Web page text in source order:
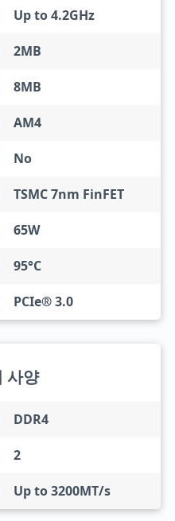
Up to 4.2GHz
2MB
8MB
AM4
No
TSMC 7nm FinFET
65W
95°C
PCIe® 3.0
사양
DDR4
2
Up to 3200MT/s